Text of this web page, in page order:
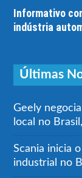
Informativo
indústria
Últimas
Geely
local no
Scania inicia
industrial no